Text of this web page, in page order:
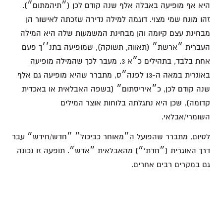
היא אף מופיעה באבלה אלף שנה קודם לכן (״תיהמתום״).
זהו מונח שמי מצוי. דוגמה למילה נדירה שזכתה לאישור הן
מבחינת עצם קיומה והן מבחינת המשמעות שלה היא המילה
העברית ״ארשת״ (תאווה, תשוקה), שמופיעה בתנ׳׳ך פעם
אחת בלבד, בתהילים כ״א 3. מעבר לכך שהמילה מופיעה
באוגרית במאה ה-13 לפנה״ס, מתברר שהיא מופיעה גם אלף
שנה קודם לכן, כ״איריסתום״ (בשפה האבלאית או באכדית
קדומה), שכן היא נתגלתה בלוחות אוצר המילים
השומרי/אבלאי.
לסיום, מתברר שהפועל ה״מאוחר כביכול״ ״חדש/חידש״ עבר
דרך האוגרית (״חדת'״) מהאבלאית ״אדש״. תופעה זו נכונה
גם במקרים רבים אחרים.